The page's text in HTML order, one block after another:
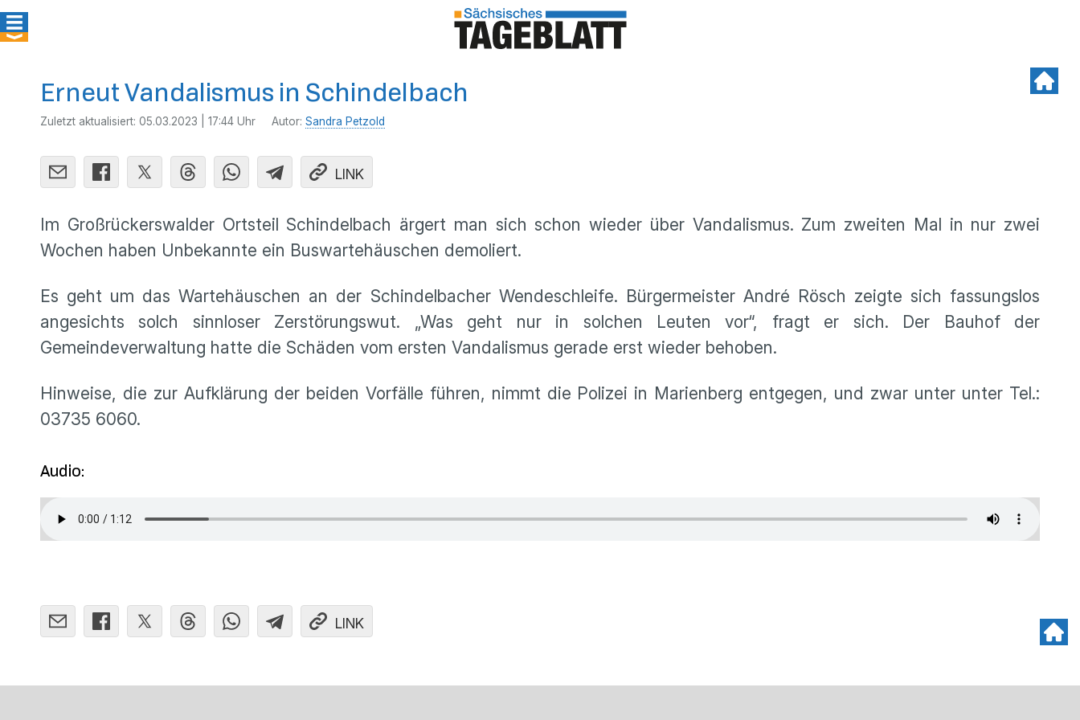
Erneut Vandalismus in Schindelbach
Zuletzt aktualisiert: 05.03.2023 | 17:44 Uhr Autor: Sandra Petzold
LINK
Im Großrückerswalder Ortsteil Schindelbach ärgert man sich schon wieder über Vandalismus. Zum zweiten Mal in nur zwei
Wochen haben Unbekannte ein Buswartehäuschen demoliert.
Es geht um das Wartehäuschen an der Schindelbacher Wendeschleife. Bürgermeister André Rösch zeigte sich fassungslos
angesichts solch sinnloser Zerstörungswut. „Was geht nur in solchen Leuten vor“, fragt er sich. Der Bauhof der
Gemeindeverwaltung hatte die Schäden vom ersten Vandalismus gerade erst wieder behoben.
Hinweise, die zur Aufklärung der beiden Vorfälle führen, nimmt die Polizei in Marienberg entgegen, und zwar unter unter Tel.:
03735 6060.
Audio:
LINK